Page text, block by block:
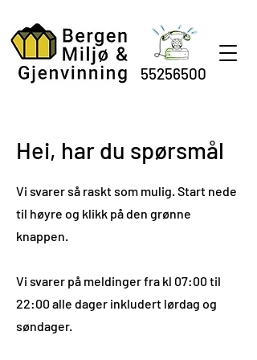
55256500
Hei, har du spørsmål
Vi svarer så raskt som mulig. Start nede
til høyre og klikk på den grønne
knappen.
Vi svarer på meldinger fra kl 07:00 til
22:00 alle dager inkludert lørdag og
søndager.